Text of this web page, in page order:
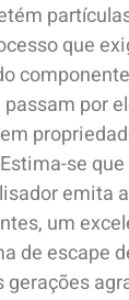
que
por
se
emita
um
de escape
gerações